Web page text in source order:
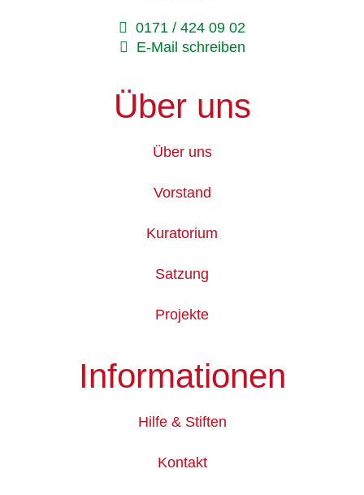
0171 / 424 09 02
E-Mail schreiben
Über uns
Über uns
Vorstand
Kuratorium
Satzung
Projekte
Informationen
Hilfe & Stiften
Kontakt